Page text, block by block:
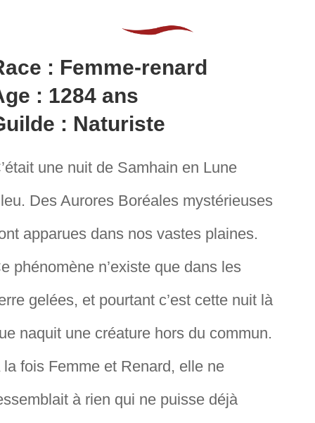
: Femme-renard
: 1284 ans
: Naturiste
une nuit de Samhain en Lune
Des Aurores Boréales mystérieuses
apparues dans nos vastes plaines.
phénomène n’existe que dans les
gelées, et pourtant c’est cette nuit là
naquit une créature hors du commun.
la fois Femme et Renard, elle ne
à rien qui ne puisse déjà